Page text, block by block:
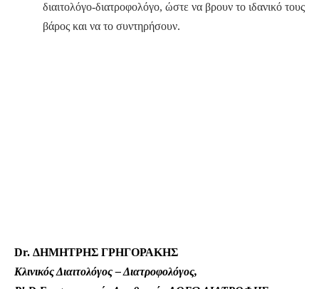
διαιτολόγο-διατροφολόγο, ώστε να βρουν το ιδανικό τους
βάρος και να το συντηρήσουν.
Dr. ΔΗΜΗΤΡΗΣ ΓΡΗΓΟΡΑΚΗΣ
Κλινικός Διαιτολόγος – Διατροφολόγος,